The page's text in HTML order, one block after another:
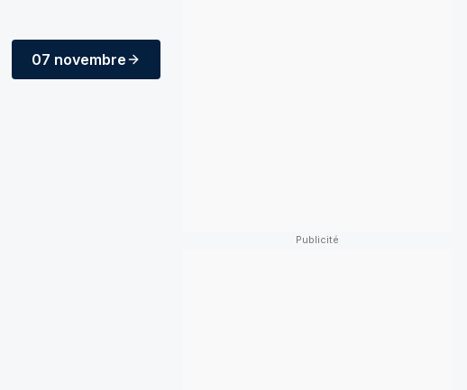
07 novembre